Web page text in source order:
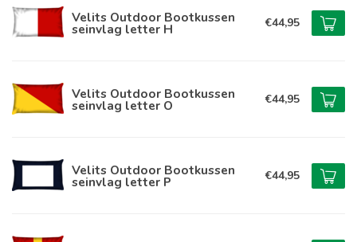
Velits Outdoor Bootkussen
seinvlag letter H €44,95
Velits Outdoor Bootkussen
seinvlag letter O €44,95
Velits Outdoor Bootkussen
seinvlag letter P €44,95